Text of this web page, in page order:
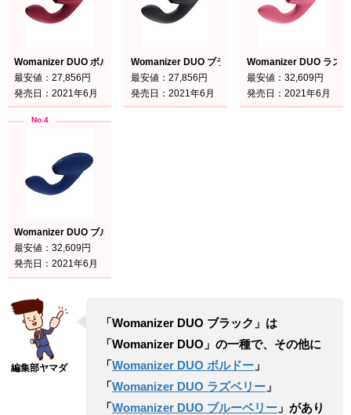
Womanizer DUO ボルドー
最安値：27,856円
発売日：2021年6月
Womanizer DUO ブラック
最安値：27,856円
発売日：2021年6月
Womanizer DUO ラズ
最安値：32,609円
発売日：2021年6月
Womanizer DUO ブルーベリー
最安値：32,609円
発売日：2021年6月
「Womanizer DUO ブラック」は
「Womanizer DUO」の一種で、その他に
「Womanizer DUO ボルドー」
「Womanizer DUO ラズベリー」
「Womanizer DUO ブルーベリー」があり